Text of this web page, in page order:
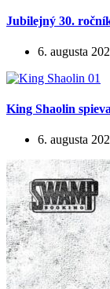
Jubilejný 30.
6. augusta
King Shaolin
6. augusta